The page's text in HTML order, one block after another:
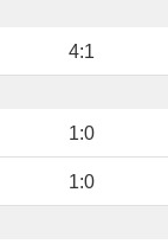
4:1
1:0
1:0